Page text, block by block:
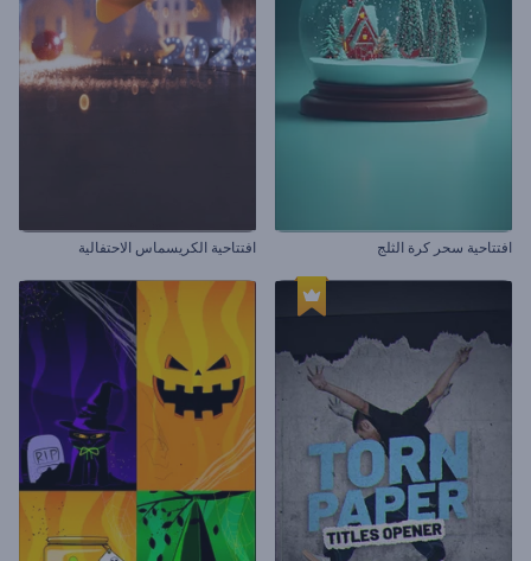
افتتاحية سحر كرة الثلج افتتاحية الكريسماس الاحتفالية